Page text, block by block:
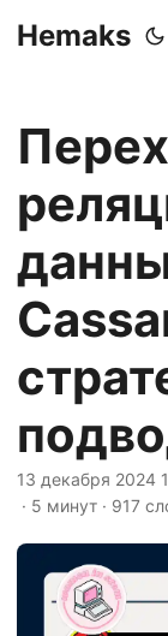
Hemaks
13 декабря 2024
· 5 минут · 917